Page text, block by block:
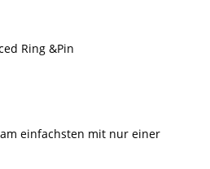
einfachsten mit nur einer